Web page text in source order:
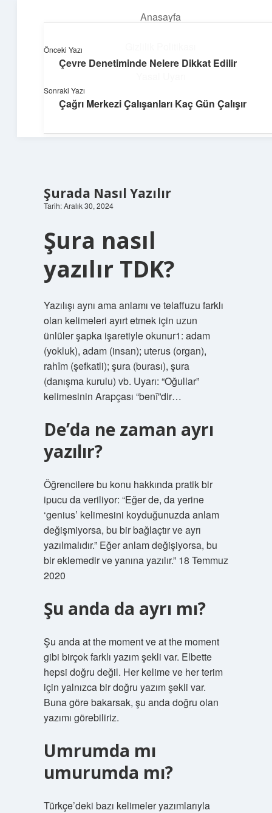
Anasayfa
Hakkımızda
Yaratıcı projelerle dünyanı inşa et!
Şurada Nasıl Yazılır
Tarih: Aralık 30, 2024
Şura nasıl
yazılır TDK?
Yazılışı aynı ama anlamı ve telaffuzu farklı
olan kelimeleri ayırt etmek için uzun
ünlüler şapka işaretiyle okunur1: adam
(yokluk), adam (insan); uterus (organ),
rahîm (şefkatli); şura (burası), şura
(danışma kurulu) vb. Uyarı: “Oğullar”
kelimesinin Arapçası “benî”dir…
De’da ne zaman ayrı
yazılır?
Öğrencilere bu konu hakkında pratik bir
ipucu da veriliyor: “Eğer de, da yerine
‘genius’ kelimesini koyduğunuzda anlam
değişmiyorsa, bu bir bağlaçtır ve ayrı
yazılmalıdır.” Eğer anlam değişiyorsa, bu
bir eklemedir ve yanına yazılır.” 18 Temmuz
2020
Şu anda da ayrı mı?
Şu anda at the moment ve at the moment
gibi birçok farklı yazım şekli var. Elbette
hepsi doğru değil. Her kelime ve her terim
için yalnızca bir doğru yazım şekli var.
Buna göre bakarsak, şu anda doğru olan
yazımı görebiliriz.
Umrumda mı
umurumda mı?
Türkçe’deki bazı kelimeler yazımlarıyla
Önceki Yazı
Çevre Denetiminde Nelere Dikkat Edilir
Sonraki Yazı
Çağrı Merkezi Çalışanları Kaç Gün Çalışır